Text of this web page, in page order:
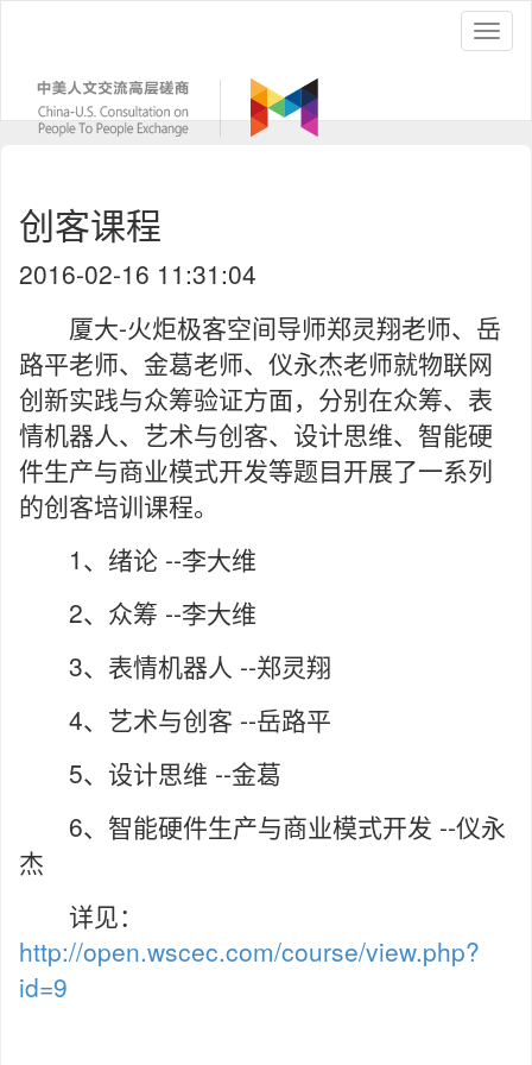
创客课程
2016-02-16 11:31:04
厦大-火炬极客空间导师郑灵翔老师、岳
路平老师、金葛老师、仪永杰老师就物联网
创新实践与众筹验证方面，分别在众筹、表
情机器人、艺术与创客、设计思维、智能硬
件生产与商业模式开发等题目开展了一系列
的创客培训课程。
1、绪论 --李大维
2、众筹 --李大维
3、表情机器人 --郑灵翔
4、艺术与创客 --岳路平
5、设计思维 --金葛
6、智能硬件生产与商业模式开发 --仪永
杰
详见：
http://open.wscec.com/course/view.php?
id=9